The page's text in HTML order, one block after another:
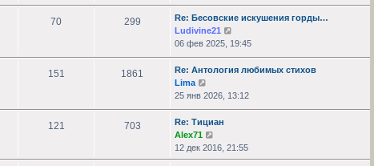
последнему
сообщению
70 299
Re: Бесовские искушения горды…
Ludivine21
к
последнему
сообщению
06 фев 2025, 19:45
151 1861
Re: Антология любимых стихов
Lima
к
последнему
сообщению
25 янв 2026, 13:12
121 703
Re: Тициан
Alex71
к
последнему
12 дек 2016, 21:55